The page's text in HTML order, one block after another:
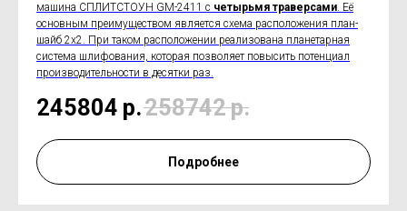
машина СПЛИТСТОУН GM-2411 с четырьмя траверсами. Её
основным преимуществом является схема расположения план-
шайб 2х2. При таком расположении реализована планетарная
система шлифования, которая позволяет повысить потенциал
производительности в десятки раз.
245804 р.258742р.
Подробнее